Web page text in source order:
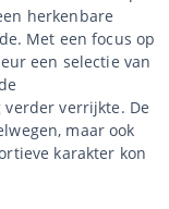
herkenbare
Met een focus op
een selectie van
verrijkte. De
maar ook
karakter kon